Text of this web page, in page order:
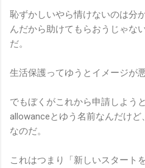
恥ずかしいやら情けないのは分
んだから助けてもらおうじゃな
だ。
生活保護ってゆうとイメージが
でもぼくがこれから申請しよう
allowanceとゆう名前なんだけ
なのだ。
これはつまり「新しいスタート